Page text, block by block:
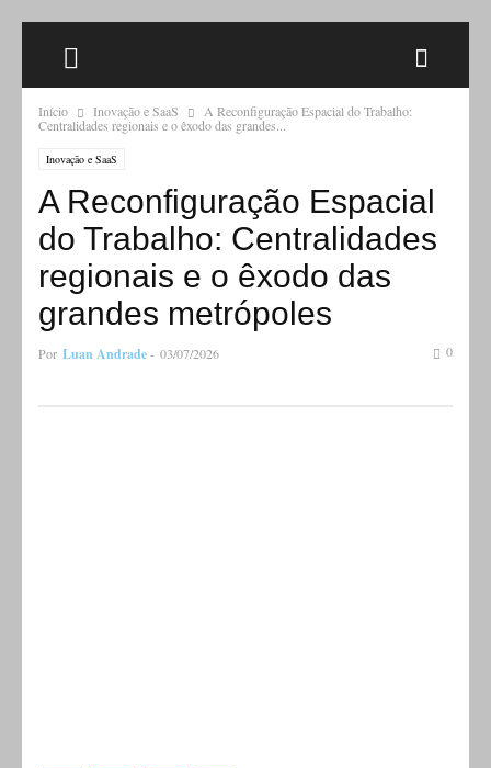
Início Inovação e SaaS
A Reconfiguração Espacial do Trabalho:
Centralidades regionais e o êxodo das grandes...
Inovação e SaaS
A Reconfiguração Espacial
do Trabalho: Centralidades
regionais e o êxodo das
grandes metrópoles
Por Luan Andrade- 03/07/2026 0